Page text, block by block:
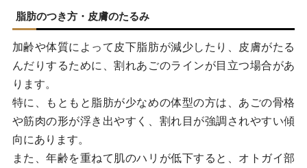
脂肪のつき方・皮膚のたるみ
加齢や体質によって皮下脂肪が減少したり、皮膚がたる
んだりするために、割れあごのラインが目立つ場合があ
ります。
特に、もともと脂肪が少なめの体型の方は、あごの骨格
や筋肉の形が浮き出やすく、割れ目が強調されやすい傾
向にあります。
また、年齢を重ねて肌のハリが低下すると、オトガイ部